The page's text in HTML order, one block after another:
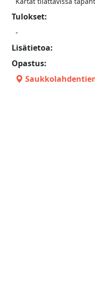
Tulokset:
-
Lisätietoa:
Opastus: